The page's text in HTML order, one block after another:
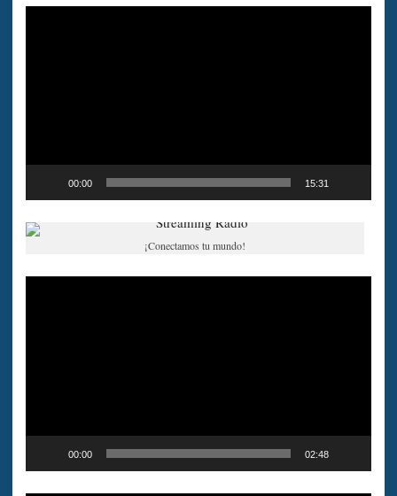
00:00 15:31
¡Conectamos tu mundo!
00:00 02:48